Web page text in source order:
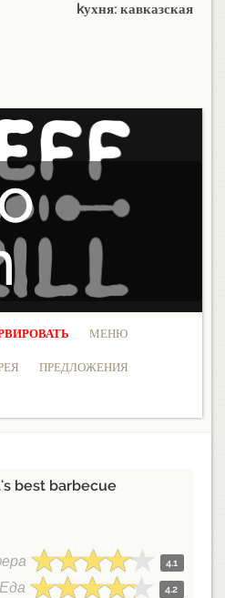
kухня: кавказская
МЕНЮ
ПРЕДЛОЖЕНИЯ
best barbecue
4.1
Еда 4.2